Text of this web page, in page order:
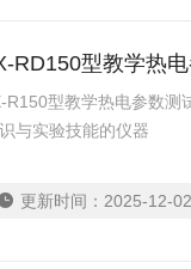
RD150型教学热
R150型教学热电参数测
与实验技能的仪器
更新时间： 2025-12-02